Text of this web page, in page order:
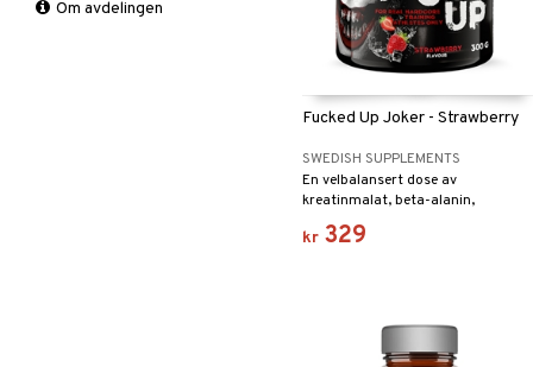
Fucked Up Joker - Strawberry
SWEDISH SUPPLEMENTS
En velbalansert dose av
kreatinmalat, beta-alanin,
adaptogener og oppkvikkende
fokuseringsøkende stoffer.
kr 329
Om avdelingen